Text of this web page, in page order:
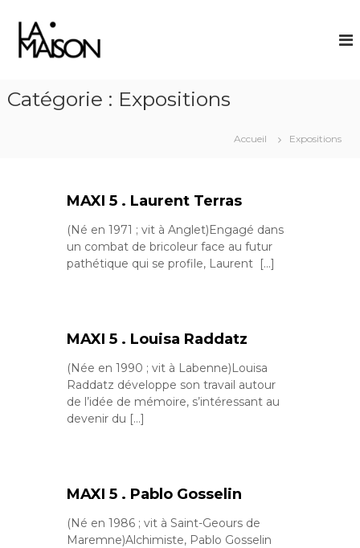
i
Catégorie : Expositions
Accueil Expositions
MAXI 5 . Laurent Terras
(Né en 1971 ; vit à Anglet)Engagé dans
un combat de bricoleur face au futur
pathétique qui se profile, Laurent […]
MAXI 5 . Louisa Raddatz
(Née en 1990 ; vit à Labenne)Louisa
Raddatz développe son travail autour
de l’idée de mémoire, s’intéressant au
devenir du […]
MAXI 5 . Pablo Gosselin
(Né en 1986 ; vit à Saint-Geours de
Maremne)Alchimiste, Pablo Gosselin